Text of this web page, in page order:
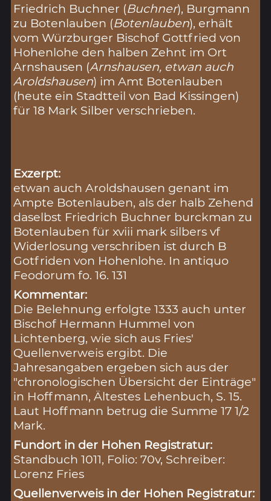
Friedrich Buchner (Buchner), Burgmann
zu Botenlauben (Botenlauben), erhält
vom Würzburger Bischof Gottfried von
Hohenlohe den halben Zehnt im Ort
Arnshausen (Arnshausen, etwan auch
Aroldshausen) im Amt Botenlauben
(heute ein Stadtteil von Bad Kissingen)
für 18 Mark Silber verschrieben.
Exzerpt:
etwan auch Aroldshausen genant im
Ampte Botenlauben, als der halb Zehend
daselbst Friedrich Buchner burckman zu
Botenlauben für xviii mark silbers vf
Widerlosung verschriben ist durch B
Gotfriden von Hohenlohe. In antiquo
Feodorum fo. 16. 131
Kommentar:
Die Belehnung erfolgte 1333 auch unter
Bischof Hermann Hummel von
Lichtenberg, wie sich aus Fries'
Quellenverweis ergibt. Die
Jahresangaben ergeben sich aus der
"chronologischen Übersicht der Einträge"
in Hoffmann, Ältestes Lehenbuch, S. 15.
Laut Hoffmann betrug die Summe 17 1/2
Mark.
Fundort in der Hohen Registratur:
Standbuch 1011, Folio: 70v, Schreiber:
Lorenz Fries
Quellenverweis in der Hohen Registratur: